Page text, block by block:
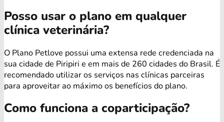
Posso usar o plano em qualquer
clínica veterinária?
O Plano Petlove possui uma extensa rede credenciada na
sua cidade de Piripiri e em mais de 260 cidades do Brasil. É
recomendado utilizar os serviços nas clínicas parceiras
para aproveitar ao máximo os benefícios do plano.
Como funciona a coparticipação?